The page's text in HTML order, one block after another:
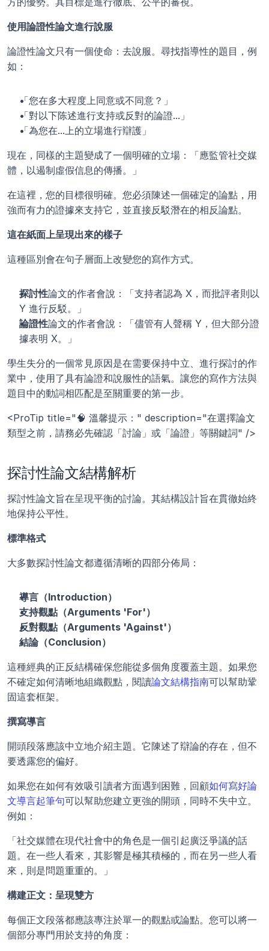
使用論證性論文進行說服
論證性論文只有一個使命：去說服。尋找指導性的題目，例
如：
「您在多大程度上同意或不同意？」
「對以下陈述進行支持或反對的論證...」
「為您在...上的立場進行辯護」
現在，同樣的主題變成了一個明確的立場：「應監管社交媒
體，以遏制虛假信息的傳播。」
在這裡，您的目標很明確。您必須陳述一個確定的論點，用
強而有力的證據來支持它，並直接反駁潛在的相反論點。
這在紙面上呈現出來的樣子
這種區別會在句子層面上改變您的寫作方式。
探討性論文的作者會說：「支持者認為 X，而批評者則以
Y 進行反駁。」
論證性論文的作者會說：「儘管有人聲稱 Y，但大部分證
據表明 X。」
學生失分的一個常見原因是在需要保持中立、進行探討的作
業中，使用了具有論證和說服性的語氣。讓您的寫作方法與
題目中的動詞相匹配是至關重要的第一步。
<ProTip title="🧠 溫馨提示：" description="在選擇論文
類型之前，請務必先確認「討論」或「論證」等關鍵詞" />
探討性論文結構解析
探討性論文旨在呈現平衡的討論。其結構設計旨在貫徹始終
地保持公平性。
標準格式
大多數探討性論文都遵循清晰的四部分佈局：
導言（Introduction）
支持觀點（Arguments 'For'）
反對觀點（Arguments 'Against'）
結論（Conclusion）
這種經典的正反結構確保您能從多個角度覆蓋主題。如果您
不確定如何清晰地組織觀點，閱讀論文結構指南可以幫助鞏
固這套框架。
撰寫導言
開頭段落應該中立地介紹主題。它陳述了辯論的存在，但不
要透露您的偏好。
如果您在如何有效吸引讀者方面遇到困難，回顧如何寫好論
文導言起筆句可以幫助您建立更強的開頭，同時不失中立。
例如：
「社交媒體在現代社會中的角色是一個引起廣泛爭議的話
題。在一些人看來，其影響是極其積極的，而在另一些人看
來，則是問題重重的。」
構建正文：呈現雙方
每個正文段落都應該專注於單一的觀點或論點。您可以將一
個部分專門用於支持的角度：